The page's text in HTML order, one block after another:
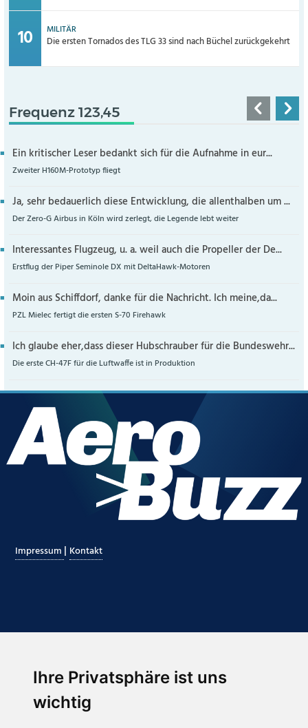
Ihre Privatsphäre ist uns
wichtig
MILITÄR
Die ersten Tornados des TLG 33 sind nach Büchel zurückgekehrt
Frequenz 123,45
Ein kritischer Leser bedankt sich für die Aufnahme in eur...
Zweiter H160M-Prototyp fliegt
Ja, sehr bedauerlich diese Entwicklung, die allenthalben um ...
Der Zero-G Airbus in Köln wird zerlegt, die Legende lebt weiter
Interessantes Flugzeug, u. a. weil auch die Propeller der De...
Erstflug der Piper Seminole DX mit DeltaHawk-Motoren
Moin aus Schiffdorf, danke für die Nachricht. Ich meine,da...
PZL Mielec fertigt die ersten S-70 Firehawk
Ich glaube eher,dass dieser Hubschrauber für die Bundeswehr...
Die erste CH-47F für die Luftwaffe ist in Produktion
Impressum | Kontakt
Abonnieren Sie unseren Newsletter